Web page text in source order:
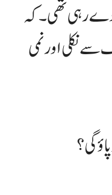
دے رہی تھی۔ کہ
نکلی اور نمی
گی؟